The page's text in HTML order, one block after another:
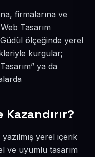
firmalarına ve
Tasarım
ölçeğinde yerel
kurgular;
ya da
Kazandırır?
yerel içerik
ve uyumlu tasarım